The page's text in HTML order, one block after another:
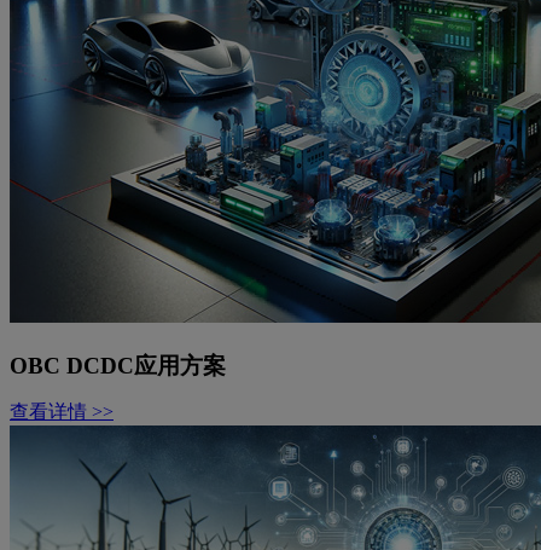
OBC DCDC应用方案
查看详情 >>